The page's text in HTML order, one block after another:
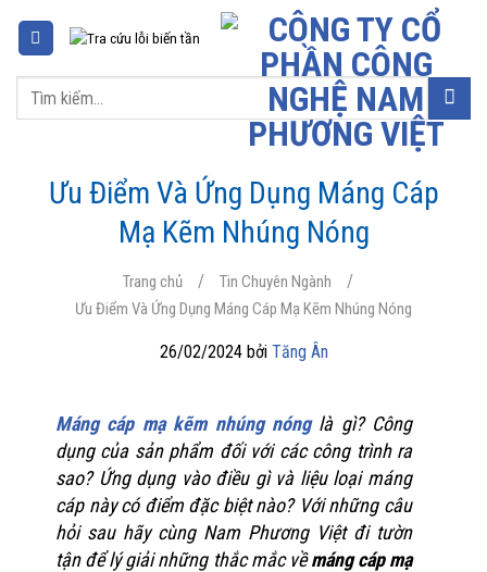
dungTìm
Ưu Điểm Và Ứng Dụng Máng Cáp
Mạ Kẽm Nhúng Nóng
Trang chủ / Tin Chuyên Ngành /
Ưu Điểm Và Ứng Dụng Máng Cáp Mạ Kẽm Nhúng Nóng
26/02/2024 bởi Tăng Ân
Máng cáp mạ kẽm nhúng nónglà gì? Công
dụng của sản phẩm đối với các công trình ra
sao? Ứng dụng vào điều gì và liệu loại máng
cáp này có điểm đặc biệt nào? Với những câu
hỏi sau hãy cùng Nam Phương Việt đi tườn
tận để lý giải những thắc mắc vềmáng cáp mạ